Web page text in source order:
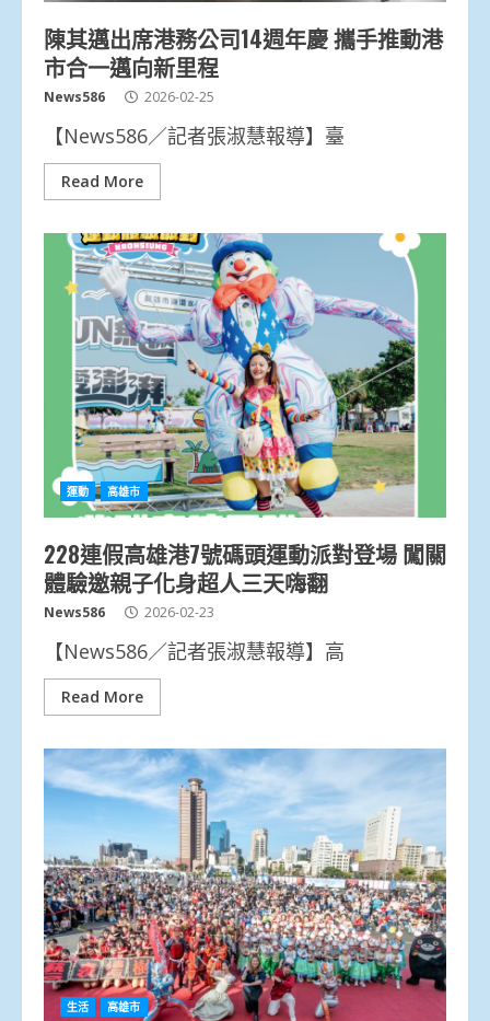
陳其邁出席港務公司14週年慶 攜手推動港
市合一邁向新里程
News586 2026-02-25
【News586／記者張淑慧報導】臺
Read More
運動 高雄市
228連假高雄港7號碼頭運動派對登場 闖關
體驗邀親子化身超人三天嗨翻
News586 2026-02-23
【News586／記者張淑慧報導】高
Read More
生活 高雄市